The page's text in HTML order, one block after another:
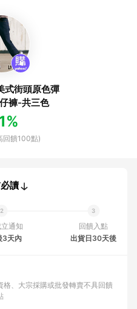
式街頭原色彈
褲-共三色
1%
回饋100點)
讀
通知
3天內
回饋入點
出貨日30天後
格
大宗採購或批發轉賣不具回饋